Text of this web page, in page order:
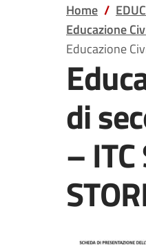
Home
Educazione
Educazione
di
–